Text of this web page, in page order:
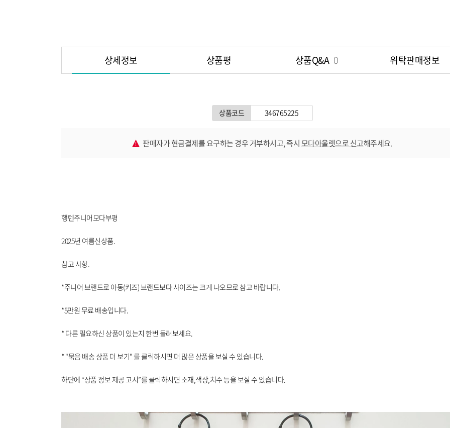
상세정보 상품평 상품Q&A 0 위탁판매정보
상품코드 346765225
판매자가 현금결제를 요구하는 경우 거부하시고, 즉시모다아울렛으로 신고해주세요.